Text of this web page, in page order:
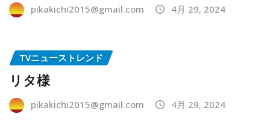
pikakichi2015@gmail.com 4月 29, 2024
TVニューストレンド
リタ様
pikakichi2015@gmail.com 4月 29, 2024